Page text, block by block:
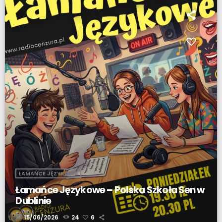
ŁAMAŃCE JĘZYKOWE
Łamańce Językowe – Polska Szkoła Sen w
Dublinie
today 15/06/2026 24 6